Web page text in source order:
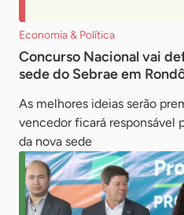
Economia & Política
Concurso Nacional vai
sede do Sebrae em
As melhores ideias serão
vencedor ficará responsável
da nova sede